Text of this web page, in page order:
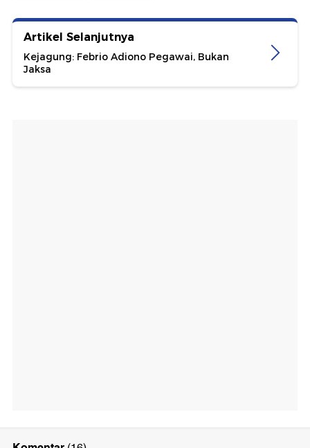
Artikel Selanjutnya
Kejagung: Febrio Adiono Pegawai, Bukan
Jaksa